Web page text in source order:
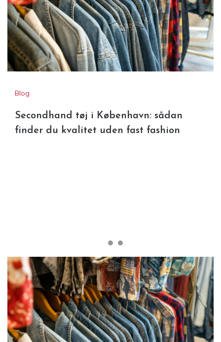
Blog
Secondhand tøj i København: sådan
finder du kvalitet uden fast fashion